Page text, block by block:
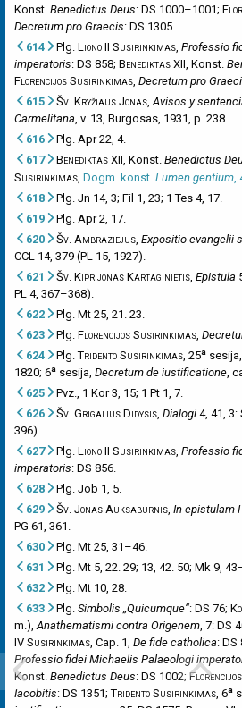
Konst. Benedictus Deus: DS 1000–1001;
Decretum pro Graecis: DS 1305.
614
Plg. Liono II Susirinkimas, Professio
imperatoris: DS 858; Benediktas XII, Konst.
Florencijos Susirinkimas, Decretum pro
615
Šv. Kryžiaus Jonas,Avisos y
Carmelitana, v. 13, Burgosas, 1931, p. 238.
616
Plg. Apr 22, 4.
617
Benediktas XII, Konst. Benedictus
Susirinkimas, Dogm. konst. Lumen gentium,
618
Plg. Jn 14, 3; Fil 1, 23; 1 Tes 4, 17.
619
Plg. Apr 2, 17.
620
Šv. Ambraziejus, Expositio evangelii
CCL 14, 379 (PL 15, 1927).
621
Šv. Kiprijonas Kartaginietis, Epistula
PL 4, 367–368).
622
Plg. Mt 25, 21. 23.
623
Plg. Florencijos Susirinkimas,
624
Plg.Tridento Susirinkimas, 25a sesija,
1820; 6a sesija, Decretum de iustificatione,
625
Pvz., 1 Kor 3, 15; 1 Pt 1, 7.
626
Šv. Grigalius Didysis, Dialogi 4, 41, 3:
396).
627
Plg. Liono II Susirinkimas, Professio
imperatoris: DS 856.
628
Plg. Job 1, 5.
629
Šv. Jonas Auksaburnis, In epistulam
PG 61, 361.
630
Plg. Mt 25, 31–46.
631
Plg. Mt 5, 22. 29; 13, 42. 50; Mk 9,
632
Plg. Mt 10, 28.
633
Plg. Simbolis „Quicumque“: DS 76;
m.),Anathematismi contra Origenem, 7: DS
IV Susirinkimas, Cap. 1, De fide catholica: DS
Professio fidei Michaelis Palaeologi
Konst. Benedictus Deus: DS 1002;
Iacobitis: DS 1351;Tridento Susirinkimas, 6a